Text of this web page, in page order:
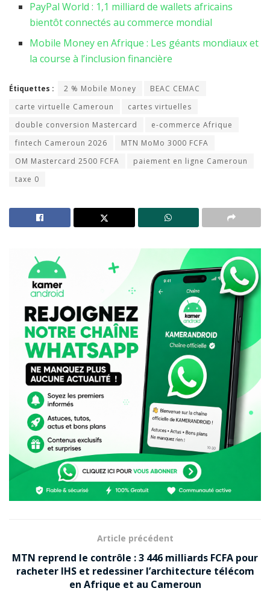
PayPal World : 1,1 milliard de wallets africains
bientôt connectés au commerce mondial
Mobile Money en Afrique : Les géants mondiaux et
la course à l’inclusion financière
Étiquettes : 2 % Mobile Money
BEAC CEMAC
carte virtuelle Cameroun
cartes virtuelles
double conversion Mastercard
e-commerce Afrique
fintech Cameroun 2026
MTN MoMo 3000 FCFA
OM Mastercard 2500 FCFA
paiement en ligne Cameroun
taxe 0
Article précédent
MTN reprend le contrôle : 3 446 milliards FCFA pour
racheter IHS et redessiner l’architecture télécom
en Afrique et au Cameroun